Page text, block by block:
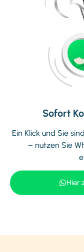
Sofort
Ein Klick und Sie
– nutzen Sie
Hier